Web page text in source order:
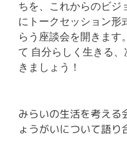
ちを、これからのビジ
にトークセッション形
らう座談会を開きます
て 自分らしく生きる
きましょう！
みらいの生活を考える
ょうがいについて語り